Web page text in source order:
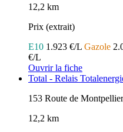
12,2 km
Prix (extrait)
E10 1.923 €/L Gazole
€/L
Ouvrir la fiche
Total - Relais
153 Route de
12,2 km